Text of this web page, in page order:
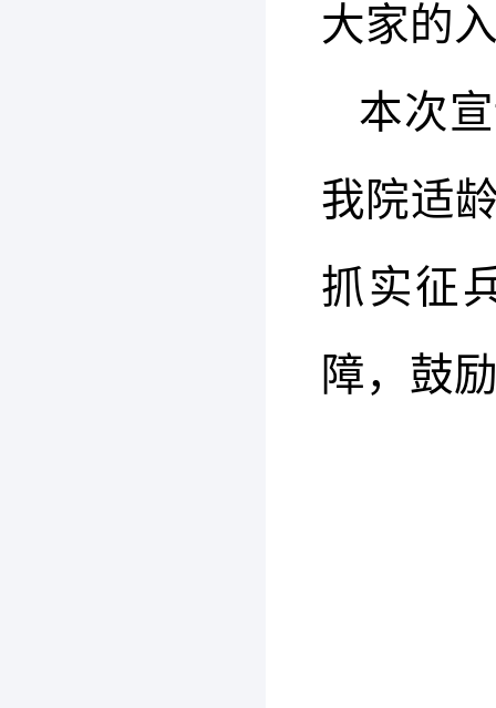
大家的
本次
我院适
抓实征
障，鼓